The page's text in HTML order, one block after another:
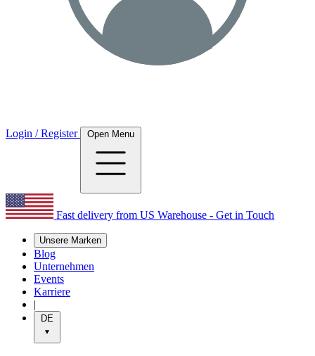
Login / Register Open Menu
Fast delivery from US Warehouse - Get in Touch
Unsere Marken
Blog
Unternehmen
Events
Karriere
|
DE